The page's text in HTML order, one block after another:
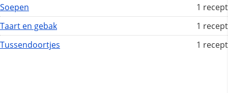
1 recept
Soepen
1 recept
Taart en gebak
1 recept
Tussendoortjes